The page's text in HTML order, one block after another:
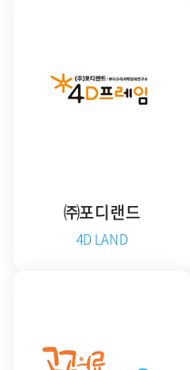
㈜포디랜드
4D LAND